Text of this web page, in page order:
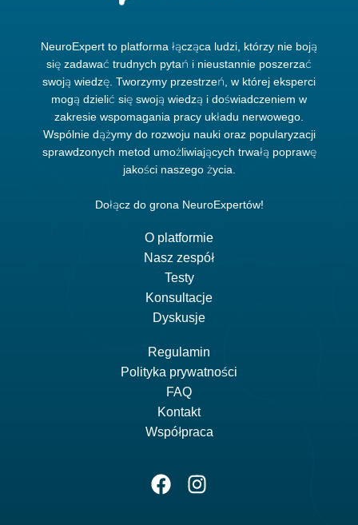
NeuroExpert to platforma łącząca ludzi, którzy nie boją
się zadawać trudnych pytań i nieustannie poszerzać
swoją wiedzę. Tworzymy przestrzeń, w której eksperci
mogą dzielić się swoją wiedzą i doświadczeniem w
zakresie wspomagania pracy układu nerwowego.
Wspólnie dążymy do rozwoju nauki oraz popularyzacji
sprawdzonych metod umożliwiających trwałą poprawę
jakości naszego życia.
Dołącz do grona NeuroExpertów!
O platformie
Nasz zespół
Testy
Konsultacje
Dyskusje
Regulamin
Polityka prywatności
FAQ
Kontakt
Współpraca